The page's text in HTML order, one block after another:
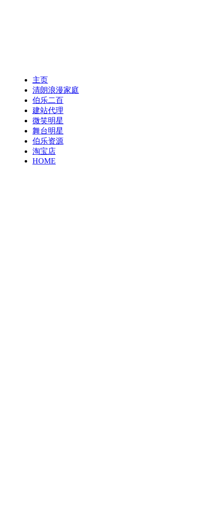
主页
清朗浪漫家庭
伯乐二百
建站代理
微笑明星
舞台明星
伯乐资源
淘宝店
HOME